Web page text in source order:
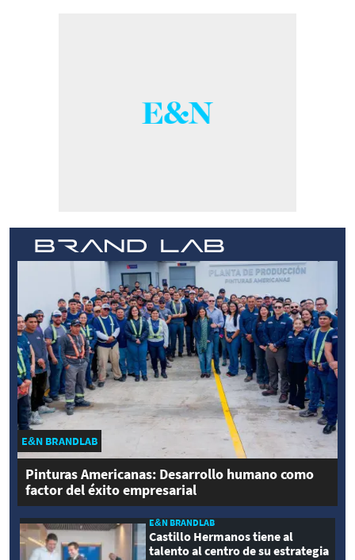
E&N BRANDLAB
Pinturas Americanas: Desarrollo humano como
factor del éxito empresarial
E&N BRANDLAB
Castillo Hermanos tiene al
talento al centro de su estrategia